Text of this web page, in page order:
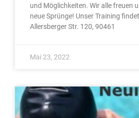
und Möglichkeiten. Wir alle freuen
neue Sprünge! Unser Training
Allersberger Str. 120, 90461
Mai 23, 2022